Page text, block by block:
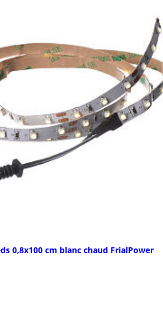
0,8x100 cm blanc chaud FrialPower